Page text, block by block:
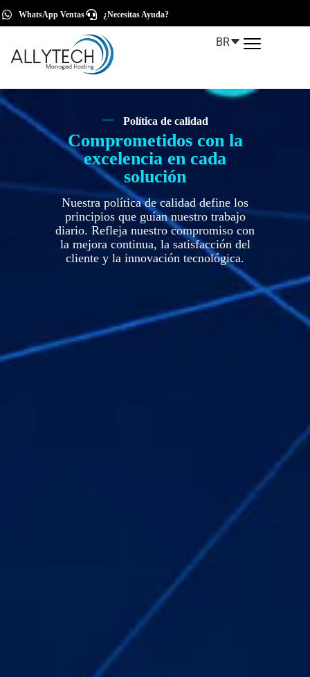
WhatsApp Ventas ¿Necesitas Ayuda?
BR
Política de calidad
Comprometidos con la
excelencia en cada
solución
Nuestra política de calidad define los
principios que guían nuestro trabajo
diario. Refleja nuestro compromiso con
la mejora continua, la satisfacción del
cliente y la innovación tecnológica.